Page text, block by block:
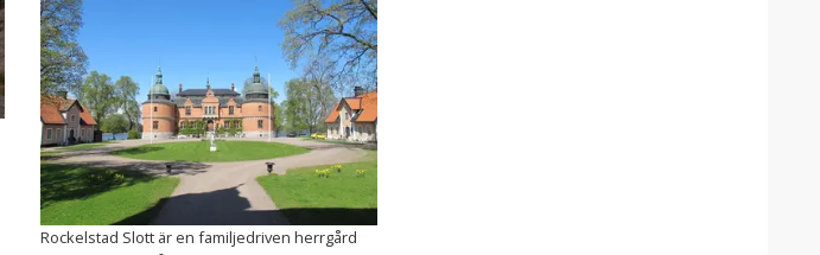
Rockelstad Slott är en familjedriven herrgård